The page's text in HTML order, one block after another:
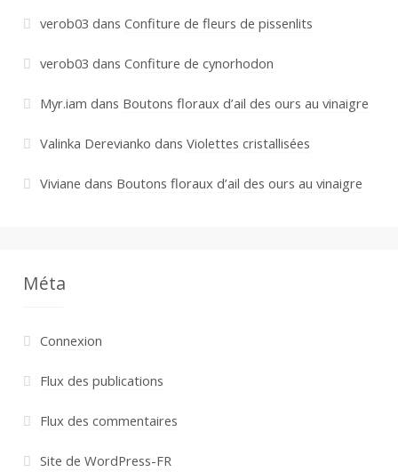
verob03 dans Confiture de fleurs de pissenlits
verob03 dans Confiture de cynorhodon
Myr.iam dans Boutons floraux d’ail des ours au vinaigre
Valinka Derevianko dans Violettes cristallisées
Viviane dans Boutons floraux d’ail des ours au vinaigre
Méta
Connexion
Flux des publications
Flux des commentaires
Site de WordPress-FR